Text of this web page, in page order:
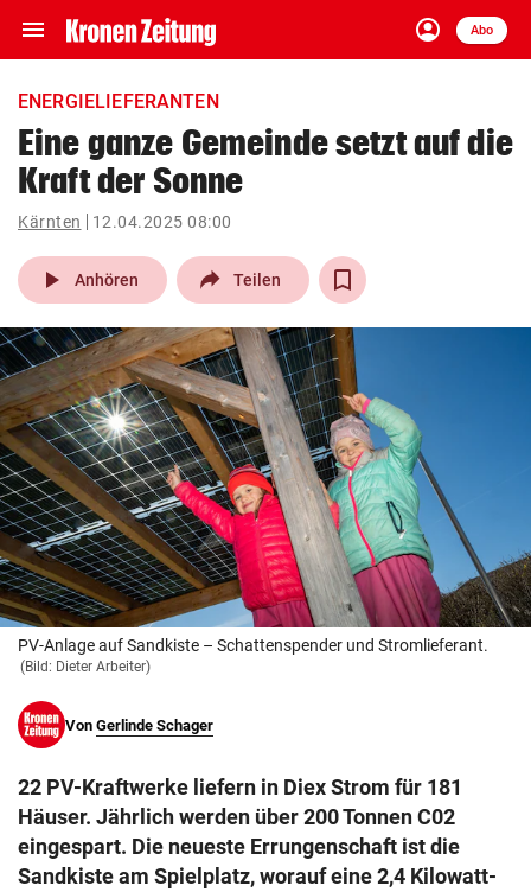
menu Navigation
ein-/ausklappen
account_circle
Anmelden
Abo
close Schließen
account_circle Anmelden
pin_drop
Wien arrow_right
bookmark
search
Suchbegriff
eingeben
© Krone Multimedia GmbH & Co KG 2026
Muthgasse 2, 1190 Wien
ENERGIELIEFERANTEN
Eine ganze Gemeinde setzt auf die
Kraft der Sonne
Kärnten 12.04.2025 08:00
play_arrow Anhören Teilen
PV-Anlage auf Sandkiste – Schattenspender und Stromlieferant.
(Bild: Dieter Arbeiter)
Von Gerlinde Schager
22 PV-Kraftwerke liefern in Diex Strom für 181
Häuser. Jährlich werden über 200 Tonnen C02
eingespart. Die neueste Errungenschaft ist die
Sandkiste am Spielplatz, worauf eine 2,4 Kilowatt-